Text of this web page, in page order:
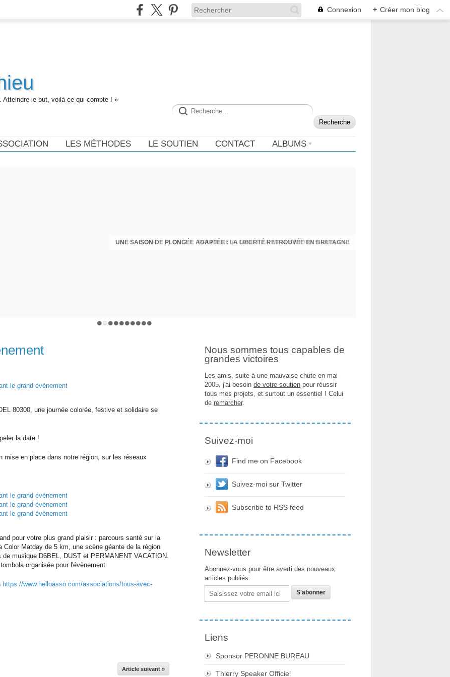
Connexion + Créer mon blog
le but, voilà ce qui compte ! »
LES MÉTHODES LE SOUTIEN CONTACT ALBUMS
UNE SAISON DE PLONGÉE ADAPTÉE : LA LIBERTÉ RETROUVÉE EN BRETAGNE
PREMIÈRE PLONGÉE EN MER, 6 MÈTRES VALIDÉS !
80300, une journée colorée, festive et solidaire se
la date !
en place dans notre région, sur les réseaux
pour votre plus grand plaisir : parcours santé sur la
Matday de 5 km, une scène géante de la région
musique D6BEL, DUST et PERMANENT VACATION.
organisée pour l'évènement.
https://www.helloasso.com/associations/tous-avec-
Article suivant »
Nous sommes tous capables de
grandes victoires
Les amis, suite à une mauvaise chute en mai
2005, j'ai besoin de votre soutien pour réussir
tous mes projets, et surtout un essentiel ! Celui
de remarcher.
Suivez-moi
Find me on Facebook
Suivez-moi sur Twitter
Subscribe to RSS feed
Newsletter
Abonnez-vous pour être averti des nouveaux
articles publiés.
Liens
Sponsor PERONNE BUREAU
Thierry Speaker Officiel